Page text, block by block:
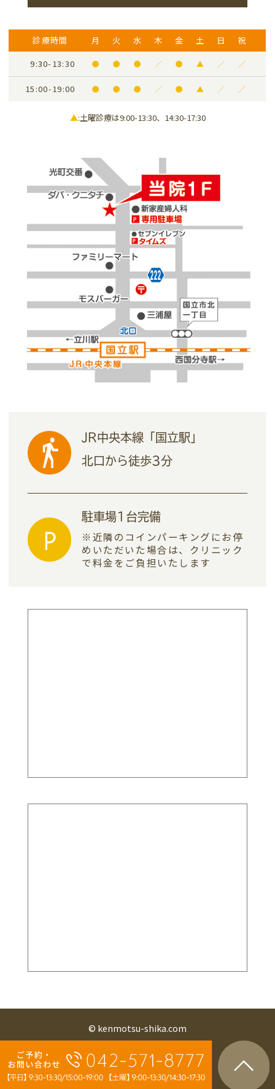
診療時間 月 火 水 木 金 土 日
祝
9:30-13:30
● ● ● ／ ● ▲ ／ ／
15:00-19:00 ● ● ● ／ ● ▲ ／ ／
▲:土曜診療は9:00-13:30、14:30-17:30
JR中央本線「国立駅」
北口から徒歩3分
駐車場1台完備
※近隣のコインパーキングにお停
めいただいた場合は、
クリニック
で料金をご負担いたします
© kenmotsu-shika.com